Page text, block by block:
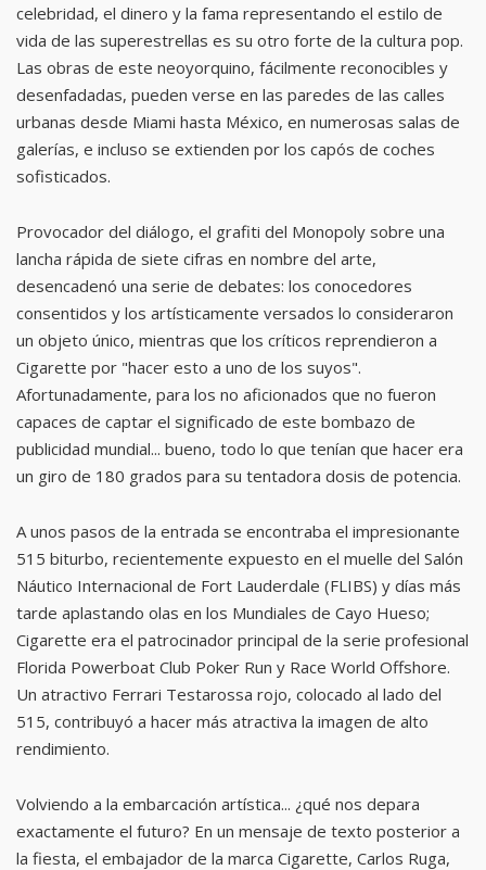
celebridad, el dinero y la fama representando el estilo de
vida de las superestrellas es su otro forte de la cultura pop.
Las obras de este neoyorquino, fácilmente reconocibles y
desenfadadas, pueden verse en las paredes de las calles
urbanas desde Miami hasta México, en numerosas salas de
galerías, e incluso se extienden por los capós de coches
sofisticados.
Provocador del diálogo, el grafiti del Monopoly sobre una
lancha rápida de siete cifras en nombre del arte,
desencadenó una serie de debates: los conocedores
consentidos y los artísticamente versados lo consideraron
un objeto único, mientras que los críticos reprendieron a
Cigarette por "hacer esto a uno de los suyos".
Afortunadamente, para los no aficionados que no fueron
capaces de captar el significado de este bombazo de
publicidad mundial... bueno, todo lo que tenían que hacer era
un giro de 180 grados para su tentadora dosis de potencia.
A unos pasos de la entrada se encontraba el impresionante
515 biturbo, recientemente expuesto en el muelle del Salón
Náutico Internacional de Fort Lauderdale (FLIBS) y días más
tarde aplastando olas en los Mundiales de Cayo Hueso;
Cigarette era el patrocinador principal de la serie profesional
Florida Powerboat Club Poker Run y Race World Offshore.
Un atractivo Ferrari Testarossa rojo, colocado al lado del
515, contribuyó a hacer más atractiva la imagen de alto
rendimiento.
Volviendo a la embarcación artística... ¿qué nos depara
exactamente el futuro? En un mensaje de texto posterior a
la fiesta, el embajador de la marca Cigarette, Carlos Ruga,